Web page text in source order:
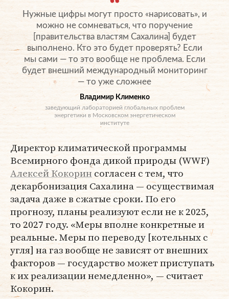
Нужные цифры могут просто «нарисовать», и
можно не сомневаться, что поручение
[правительства властям Сахалина] будет
выполнено. Кто это будет проверять? Если
мы сами — то это вообще не проблема. Если
будет внешний международный мониторинг
— то уже сложнее
Владимир Клименко
заведующий лабораторией глобальных проблем
энергетики в Московском энергетическом
институте
Директор климатической программы
Всемирного фонда дикой природы (WWF)
Алексей Кокорин согласен с тем, что
декарбонизация Сахалина — осуществимая
задача даже в сжатые сроки. По его
прогнозу, планы реализуют если не к 2025,
то 2027 году. «Меры вполне конкретные и
реальные. Меры по переводу [котельных с
угля] на газ вообще не зависят от внешних
факторов — государство может приступать
к их реализации немедленно», — считает
Кокорин.